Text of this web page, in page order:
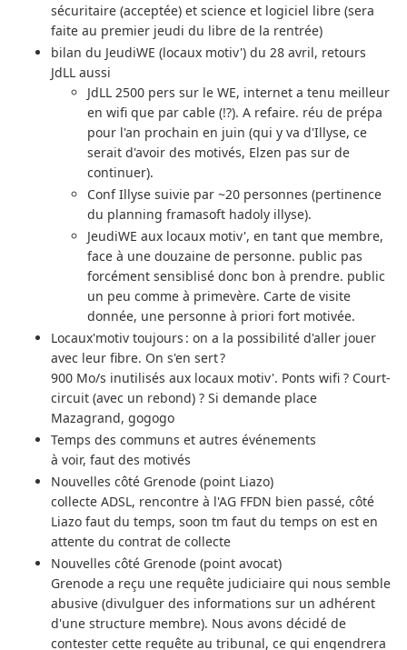
sécuritaire (acceptée) et science et logiciel libre (sera
faite au premier jeudi du libre de la rentrée)
bilan du JeudiWE (locaux motiv') du 28 avril, retours
JdLL aussi
JdLL 2500 pers sur le WE, internet a tenu meilleur
en wifi que par cable (!?). A refaire. réu de prépa
pour l'an prochain en juin (qui y va d'Illyse, ce
serait d'avoir des motivés, Elzen pas sur de
continuer).
Conf Illyse suivie par ~20 personnes (pertinence
du planning framasoft hadoly illyse).
JeudiWE aux locaux motiv', en tant que membre,
face à une douzaine de personne. public pas
forcément sensiblisé donc bon à prendre. public
un peu comme à primevère. Carte de visite
donnée, une personne à priori fort motivée.
Locaux'motiv toujours : on a la possibilité d'aller jouer
avec leur fibre. On s'en sert ?
900 Mo/s inutilisés aux locaux motiv'. Ponts wifi ? Court-
circuit (avec un rebond) ? Si demande place
Mazagrand, gogogo
Temps des communs et autres événements
à voir, faut des motivés
Nouvelles côté Grenode (point Liazo)
collecte ADSL, rencontre à l'AG FFDN bien passé, côté
Liazo faut du temps, soon tm faut du temps on est en
attente du contrat de collecte
Nouvelles côté Grenode (point avocat)
Grenode a reçu une requête judiciaire qui nous semble
abusive (divulguer des informations sur un adhérent
d'une structure membre). Nous avons décidé de
contester cette requête au tribunal, ce qui engendrera